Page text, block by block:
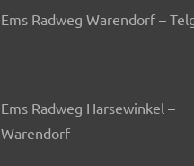
Ems Radweg Warendorf –
Ems Radweg Harsewinkel –
Warendorf